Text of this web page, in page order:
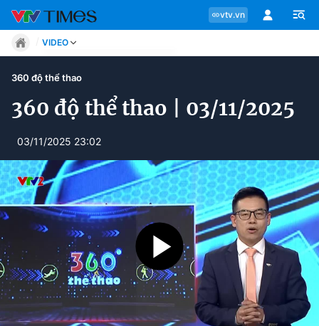
vtv.vn
Chuyên mục
Tin tức
Move
Phong cách
Chân dung
Sự kiện
VIDEO
Move
Phong cách
Chân dung
Sự kiện
Thể thao điện tử
Các môn khác
Video
Bên lề
360 độ thể thao
360 độ thể thao | 03/11/2025
03/11/2025 23:02